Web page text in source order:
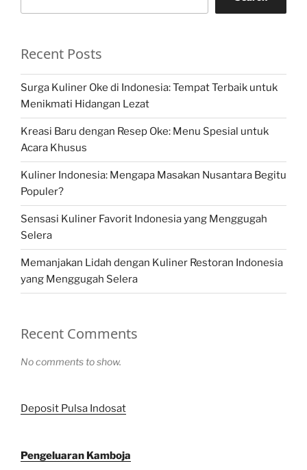
Recent Posts
Surga Kuliner Oke di Indonesia: Tempat Terbaik untuk
Menikmati Hidangan Lezat
Kreasi Baru dengan Resep Oke: Menu Spesial untuk
Acara Khusus
Kuliner Indonesia: Mengapa Masakan Nusantara Begitu
Populer?
Sensasi Kuliner Favorit Indonesia yang Menggugah
Selera
Memanjakan Lidah dengan Kuliner Restoran Indonesia
yang Menggugah Selera
Recent Comments
No comments to show.
Deposit Pulsa Indosat
Pengeluaran Kamboja